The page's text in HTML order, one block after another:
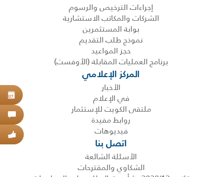
إجراءات الترخيص والرسوم
الشركات والمكاتب الاستشارية
بوابة المستثمرين
نموذج طلب التقديم
حجز المواعيد
برنامج العمليات المقابلة (الأوفست)
المركز الإعلامي
الأخبار
في الإعلام
ملتقى الكويت للإستثمار
روابط مفيدة
فيديوهات
اتصل بنا
الأسئلة الشائعة
الشكاوي والمقترحات
07